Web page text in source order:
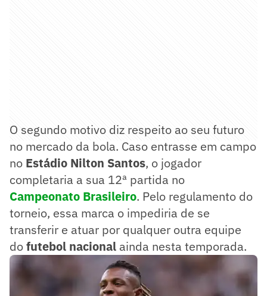
O segundo motivo diz respeito ao seu futuro
no mercado da bola. Caso entrasse em campo
no Estádio Nilton Santos, o jogador
completaria a sua 12ª partida no
Campeonato Brasileiro. Pelo regulamento do
torneio, essa marca o impediria de se
transferir e atuar por qualquer outra equipe
dofutebol nacional ainda nesta temporada.